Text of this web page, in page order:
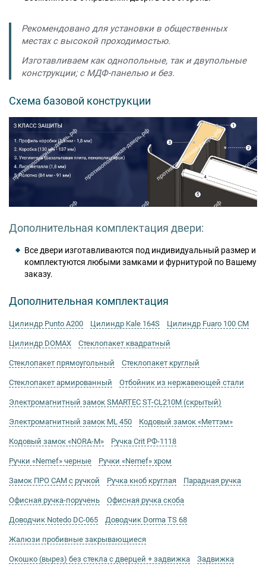
Рекомендовано для установки в общественных
местах с высокой проходимостью.
Изготавливаем как однопольные, так и двупольные
конструкции; с МДФ-панелью и без.
Схема базовой конструкции
Дополнительная комплектация двери:
Все двери изготавливаются под индивидуальный размер и
комплектуются любыми замками и фурнитурой по Вашему
заказу.
Дополнительная комплектация
Цилиндр Punto А200 Цилиндр Kale 164S Цилиндр Fuaro 100 CM
Цилиндр DOMAX Стеклопакет квадратный
Стеклопакет прямоугольный Стеклопакет круглый
Стеклопакет армированный Отбойник из нержавеющей стали
Электромагнитный замок SMARTEC ST-CL210M (скрытый)
Электромагнитный замок ML 450 Кодовый замок «Меттэм»
Кодовый замок «NORA-M» Ручка Crit РФ-1118
Ручки «Nemef» черные Ручки «Nemef» хром
Замок ПРО САМ с ручкой Ручка кноб круглая Парадная ручка
Офисная ручка-поручень Офисная ручка скоба
Доводчик Notedo DC-065 Доводчик Dorma TS 68
Жалюзи пробивные закрывающиеся
Окошко (вырез) без стекла с дверцей + задвижка Задвижка